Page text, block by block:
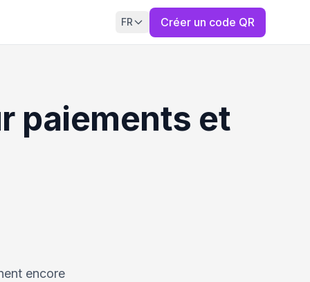
FR Créer un code QR
paiements et
encore